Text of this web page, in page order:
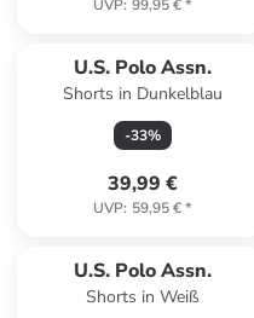
UVP: 99,95 €*
U.S. Polo Assn.
Shorts in Dunkelblau
-33%
39,99 €
UVP: 59,95 €*
U.S. Polo Assn.
Shorts in Weiß